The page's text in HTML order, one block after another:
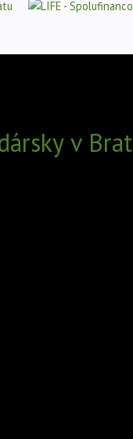
v